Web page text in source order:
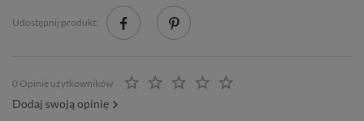
Udostępnij produkt:
0 Opinie użytkowników
Dodaj swoją opinię